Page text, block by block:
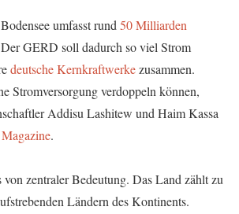
umfasst rund 50 Milliarden
Der GERD soll dadurch so viel Strom
deutsche Kernkraftwerkezusammen.
Stromversorgung verdoppeln können,
Addisu Lashitew und Haim Kassa
.
zentraler Bedeutung. Das Land zählt zu
Ländern des Kontinents.